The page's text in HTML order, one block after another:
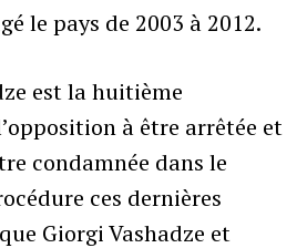
le pays de 2003 à 2012.
est la huitième
à être arrêtée et
condamnée dans le
ces dernières
Giorgi Vashadze et